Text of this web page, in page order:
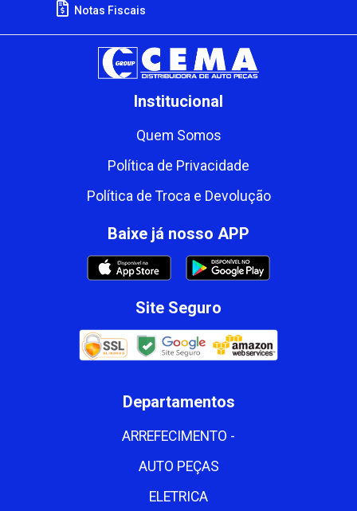
Notas Fiscais
Institucional
Quem Somos
Política de Privacidade
Política de Troca e Devolução
Baixe já nosso APP
Site Seguro
Departamentos
ARREFECIMENTO -
AUTO PEÇAS
ELETRICA